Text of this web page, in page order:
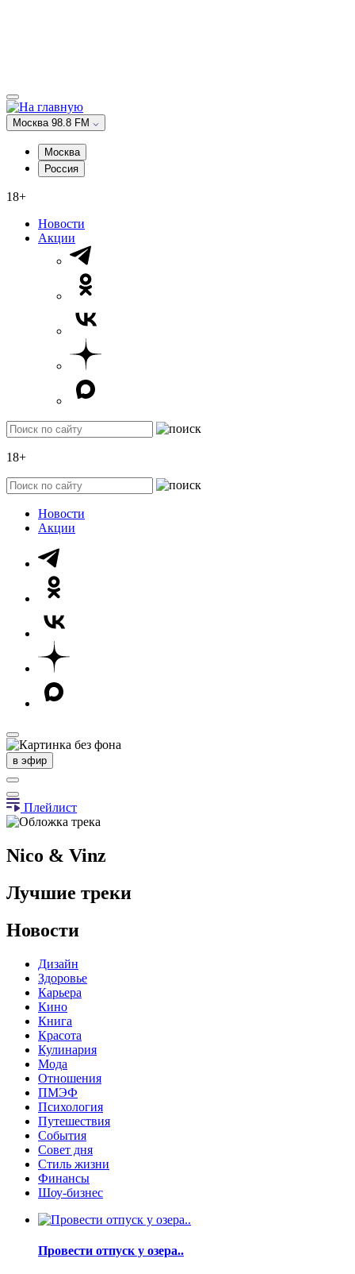
Москва 98.8 FM
Москва
Россия
18+
Новости
Акции
18+
Новости
Акции
в эфир
Плейлист
Nico & Vinz
Лучшие треки
Новости
Дизайн
Здоровье
Карьера
Кино
Книга
Красота
Кулинария
Мода
Отношения
ПМЭФ
Психология
Путешествия
События
Совет дня
Стиль жизни
Финансы
Шоу-бизнес
Провести отпуск у озера..